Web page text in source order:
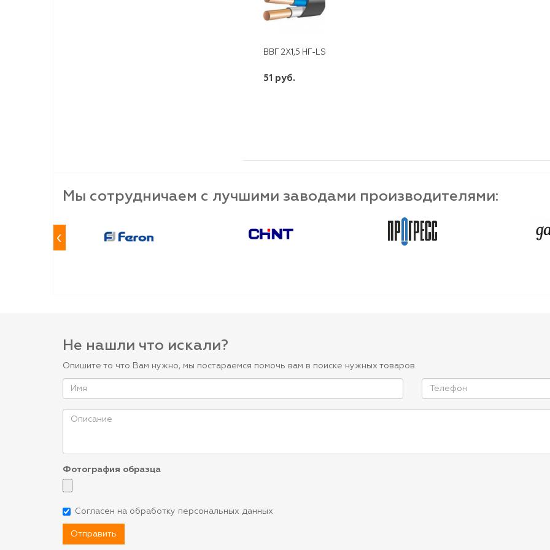
ВВГ 2Х1,5 НГ-LS ГОСТ
51 руб.
Мы сотрудничаем с лучшими заводами производителями:
‹
Не нашли что искали?
Опишите то что Вам нужно, мы постараемся помочь вам в поиске нужных товаров.
Фотография образца
Согласен на обработку персональных данных
Отправить